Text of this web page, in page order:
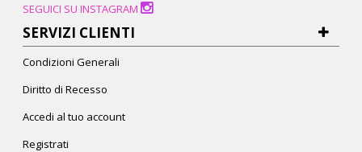
SEGUICI SU INSTAGRAM
SERVIZI CLIENTI
Condizioni Generali
Diritto di Recesso
Accedi al tuo account
Registrati